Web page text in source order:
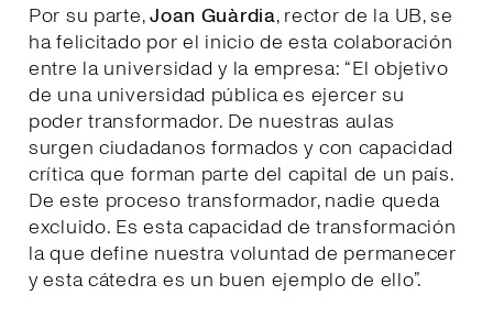
Por su parte,Joan Guàrdia, rector de la UB, se
ha felicitado por el inicio de esta colaboración
entre la universidad y la empresa: “El objetivo
de una universidad pública es ejercer su
poder transformador. De nuestras aulas
surgen ciudadanos formados y con capacidad
crítica que forman parte del capital de un país.
De este proceso transformador, nadie queda
excluido. Es esta capacidad de transformación
la que define nuestra voluntad de permanecer
y esta cátedra es un buen ejemplo de ello”.